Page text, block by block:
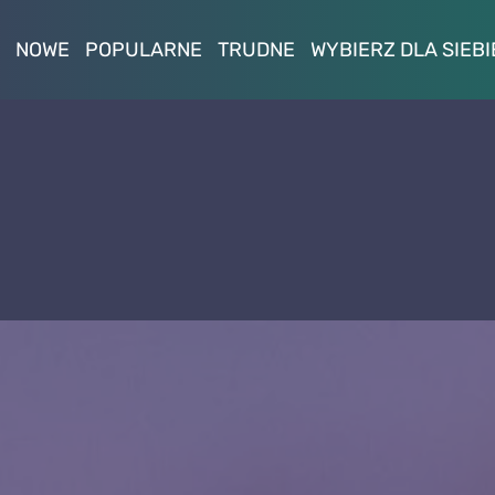
NOWE POPULARNE TRUDNE WYBIERZ DLA